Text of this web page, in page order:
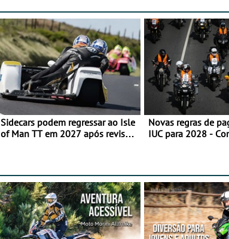
Sidecars podem regressar ao Isle
of Man TT em 2027 após revisão
Novas regras de
IUC para 2028 -